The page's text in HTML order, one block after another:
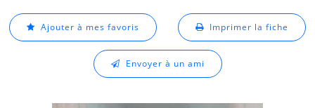
Ajouter à mes favoris Imprimer la fiche
Envoyer à un ami